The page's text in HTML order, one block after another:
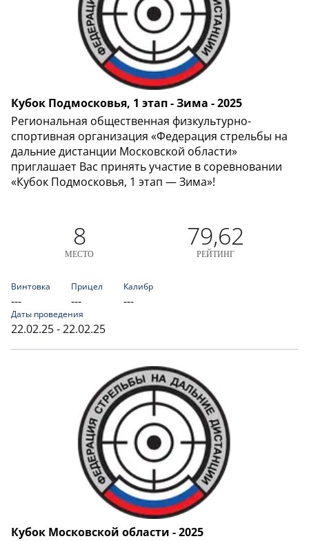
Кубок Подмосковья, 1 этап - Зима - 2025
Региональная общественная физкультурно-
спортивная организация «Федерация стрельбы на
дальние дистанции Московской области»
приглашает Вас принять участие в соревновании
«Кубок Подмосковья, 1 этап — Зима»!
8
МЕСТО
79,62
РЕЙТИНГ
Винтовка
---
Прицел
---
Калибр
---
Даты проведения
22.02.25 - 22.02.25
Кубок Московской области - 2025